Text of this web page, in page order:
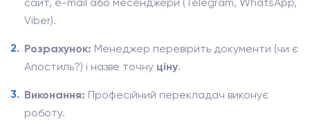
Viber).
Розрахунок: Менеджер перевірить документи (чи є
Апостиль?) і назве точну ціну.
Виконання: Професійний перекладач виконує
роботу.